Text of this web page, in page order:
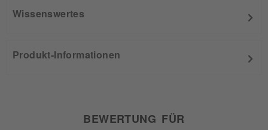
Wissenswertes
Produkt-Informationen
BEWERTUNG FÜR